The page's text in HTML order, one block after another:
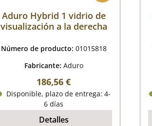
Aduro Hybrid 1 vidrio de
visualización a la derecha
Número de producto: 01015818
Fabricante: Aduro
Precio normal:
186,56 €
Disponible, plazo de entrega: 4-
6 días
Detalles